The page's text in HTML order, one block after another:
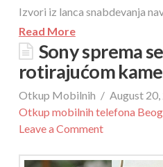
Izvori iz lanca snabdevanja
Read More
Sony sprema
rotirajućom
Otkup Mobilnih
August
Otkup mobilnih telefona
Leave a Comment